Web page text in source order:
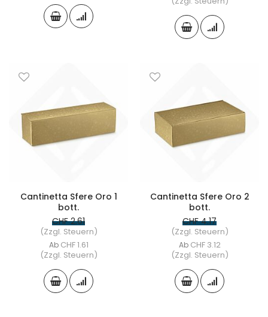
Cantinetta Sfere Oro 1
bott.
CHF 2.61
(Zzgl. Steuern)
Ab CHF 1.61
(Zzgl. Steuern)
Cantinetta Sfere Oro 2
bott.
CHF 4.17
(Zzgl. Steuern)
Ab CHF 3.12
(Zzgl. Steuern)